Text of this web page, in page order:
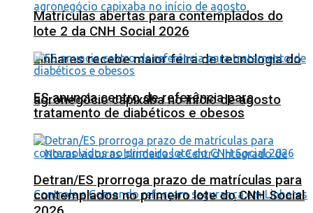
Linhares recebe maior feira de tecnologia do
agronegócio capixaba no início de agosto
Matrículas abertas para contemplados do
lote 2 da CNH Social 2026
ES anuncia centro de referência para
tratamento de diabéticos e obesos
Detran/ES prorroga prazo de matrículas para
contemplados no primeiro lote do CNH Social